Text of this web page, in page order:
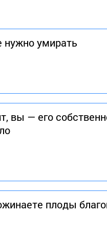
нужно умирать
вы — его
плоды